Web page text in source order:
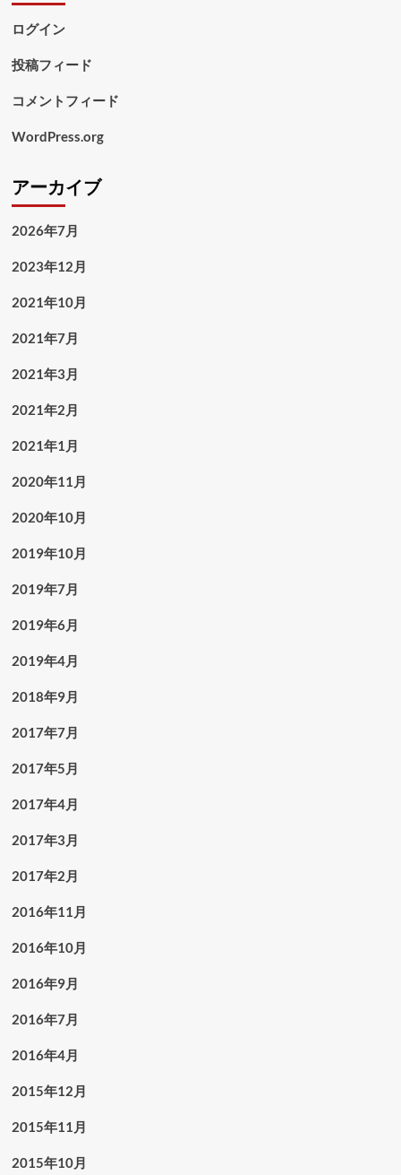
ログイン
投稿フィード
コメントフィード
WordPress.org
アーカイブ
2026年7月
2023年12月
2021年10月
2021年7月
2021年3月
2021年2月
2021年1月
2020年11月
2020年10月
2019年10月
2019年7月
2019年6月
2019年4月
2018年9月
2017年7月
2017年5月
2017年4月
2017年3月
2017年2月
2016年11月
2016年10月
2016年9月
2016年7月
2016年4月
2015年12月
2015年11月
2015年10月